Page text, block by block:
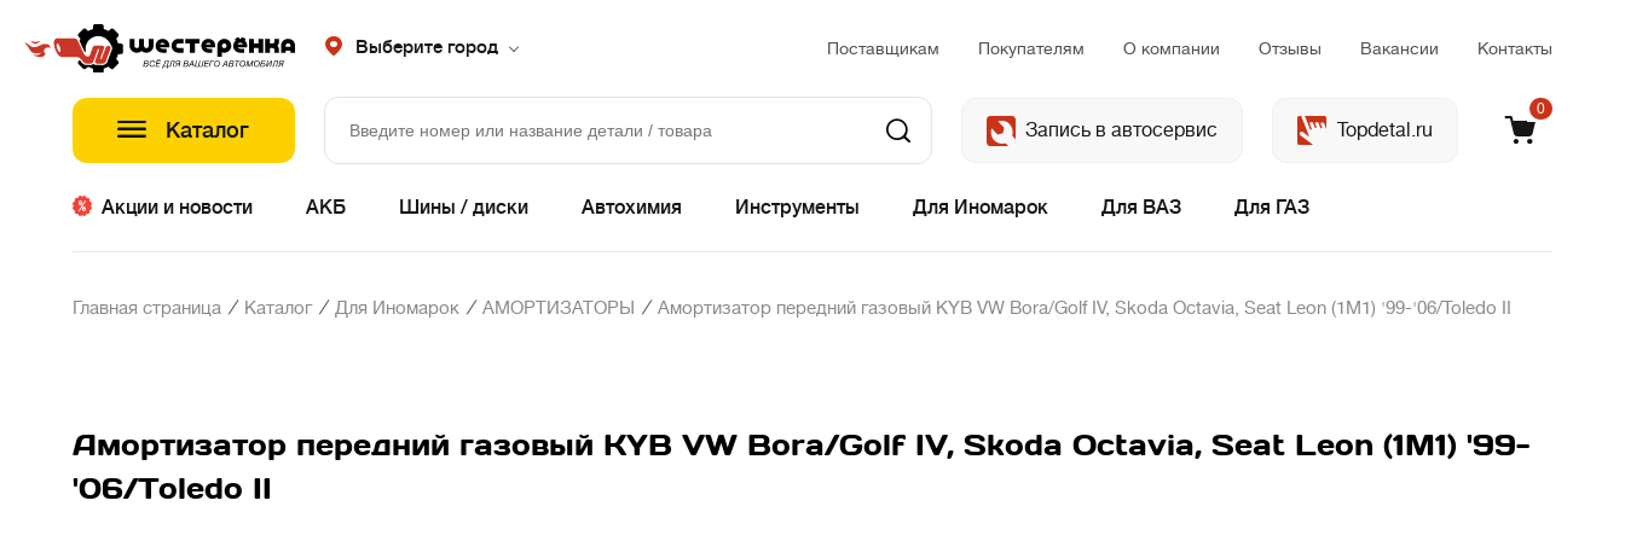
Выберите город Поставщикам Покупателям О компании Отзывы Вакансии Контакты
Каталог Запись в автосервис Topdetal.ru
0
Акции и новости АКБ Шины / диски Автохимия Инструменты Для Иномарок Для ВАЗ Для ГАЗ
Главная страница / Каталог / Для Иномарок / АМОРТИЗАТОРЫ / Амортизатор передний газовый KYB VW Bora/Golf IV, Skoda Octavia, Seat Leon (1M1) '99-'06/Toledo II
Амортизатор передний газовый KYB VW Bora/Golf IV, Skoda Octavia, Seat Leon (1M1) '99-
'06/Toledo II